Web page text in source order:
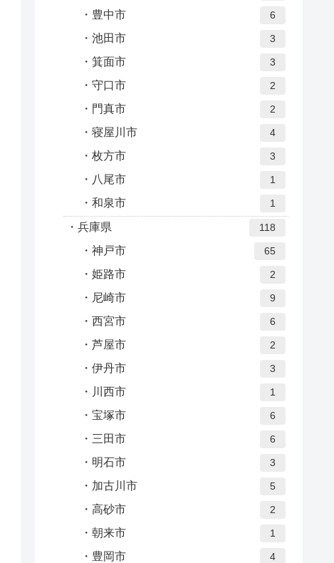
豊中市 6
池田市 3
箕面市 3
守口市 2
門真市 2
寝屋川市 4
枚方市 3
八尾市 1
和泉市 1
兵庫県 118
神戸市 65
姫路市 2
尼崎市 9
西宮市 6
芦屋市 2
伊丹市 3
川西市 1
宝塚市 6
三田市 6
明石市 3
加古川市 5
高砂市 2
朝来市 1
豊岡市 4